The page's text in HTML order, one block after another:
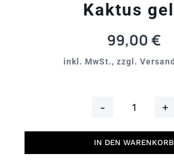
Kaktus
99,00 €
inkl. MwSt., zzgl.
Kaktus
IN DEN WARENKORB